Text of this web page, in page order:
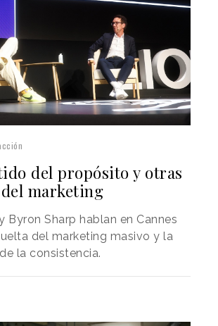
del propósito y otras
marketing
Byron Sharp hablan en Cannes
del marketing masivo y la
la consistencia.